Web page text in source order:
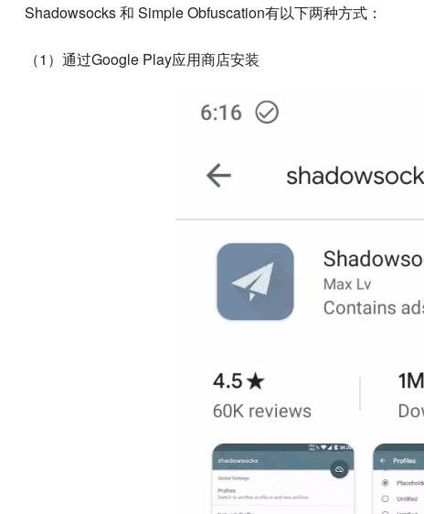
Shadowsocks 和 Simple Obfuscation有以下两种方式：
（1）通过Google Play应用商店安装